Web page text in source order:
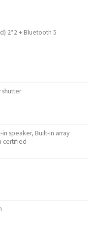
2*2 + Bluetooth 5
shutter
speaker, Built-in array
certified